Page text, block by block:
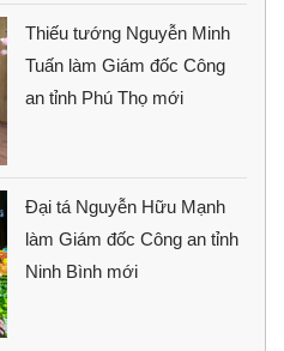
Thiếu tướng Nguyễn Minh
Tuấn làm Giám đốc Công
an tỉnh Phú Thọ mới
Đại tá Nguyễn Hữu Mạnh
làm Giám đốc Công an tỉnh
Ninh Bình mới